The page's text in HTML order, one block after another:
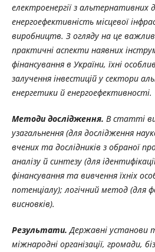
електроенергії з
енергоефективність місцевої
виробництв. З огляду на це
практичні аспекти наявних
фінансування в України, їхні
залучення інвестицій у сектори
енергетики й енергоефективності.
Методи дослідження. В статті
узагальнення (для дослідження
вчених та дослідників з обраної
аналізу й синтезу (для
фінансування та вивчення їхніх
потенціалу); логічний метод (для
висновків).
Результати.Державні установи
міжнародні організації, громади,